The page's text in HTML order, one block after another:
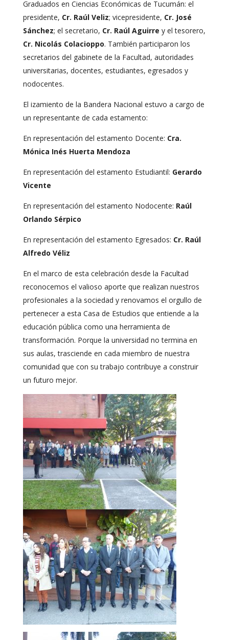
Graduados en Ciencias Económicas de Tucumán: el
presidente, Cr. Raúl Veliz; vicepresidente, Cr. José
Sánchez; el secretario, Cr. Raúl Aguirre y el tesorero,
Cr. Nicolás Colacioppo. También participaron los
secretarios del gabinete de la Facultad, autoridades
universitarias, docentes, estudiantes, egresados y
nodocentes.
El izamiento de la Bandera Nacional estuvo a cargo de
un representante de cada estamento:
En representación del estamento Docente: Cra.
Mónica Inés Huerta Mendoza
En representación del estamento Estudiantil: Gerardo
Vicente
En representación del estamento Nodocente: Raúl
Orlando Sérpico
En representación del estamento Egresados: Cr. Raúl
Alfredo Véliz
En el marco de esta celebración desde la Facultad
reconocemos el valioso aporte que realizan nuestros
profesionales a la sociedad y renovamos el orgullo de
pertenecer a esta Casa de Estudios que entiende a la
educación pública como una herramienta de
transformación. Porque la universidad no termina en
sus aulas, trasciende en cada miembro de nuestra
comunidad que con su trabajo contribuye a construir
un futuro mejor.